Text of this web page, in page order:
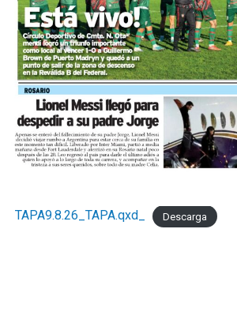
mensualmente la actividad del
marplatense a través del DESE y pone
disposición de los actores públicos y
objetivo concreto: que las decisiones
económica estén informadas por la
que genera empleo formal, paga sus
sostiene la actividad comercial de Mar
."Necesitamos la recomposición el
TAPA9.8.26_TAPA.qxd_ Descarga